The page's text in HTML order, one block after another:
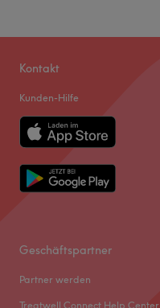
Kontakt
Kunden-Hilfe
Geschäftspartner
Partner werden
Treatwell Connect Help Center